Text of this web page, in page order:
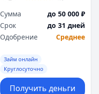
Сумма
до 50 000 ₽
Срок
до 31 дней
Одобрение
Среднее
Займ онлайн
Круглосуточно
Получить деньги